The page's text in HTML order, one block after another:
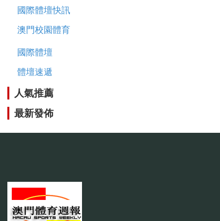
國際體壇快訊
澳門校園體育
國際體壇
體壇速遞
人氣推薦
最新發佈